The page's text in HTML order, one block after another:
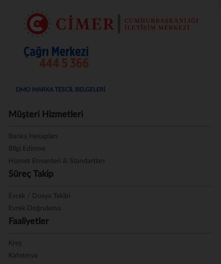
DMO MARKA TESCİL BELGELERİ
Müşteri Hizmetleri
Banka Hesapları
Bilgi Edinme
Hizmet Envanteri & Standartları
Süreç Takip
Evrak / Dosya Takibi
Evrak Doğrulama
Faaliyetler
Kreş
Kafeterya